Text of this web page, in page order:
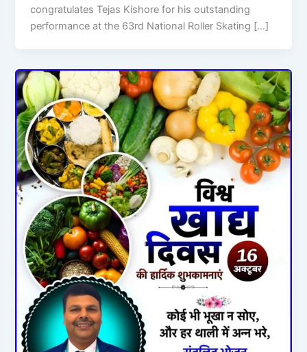
congratulates Tejas Kishore for his outstanding
performance at the 63rd National Roller Skating […]